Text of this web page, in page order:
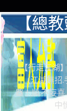
【總
【行走江湖
（江湖無招
器！順.不妄
中